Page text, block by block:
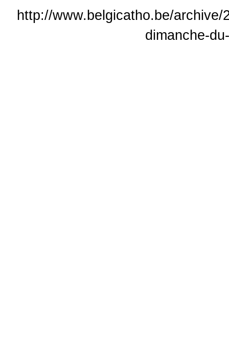
http://www.belgicatho.be/
dimanche-